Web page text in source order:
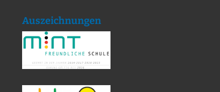
Auszeichnungen